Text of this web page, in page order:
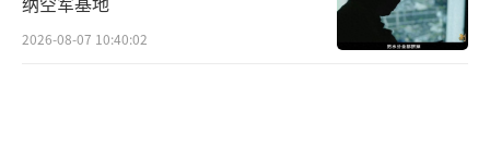
认。
2026-08-07 10:40:02